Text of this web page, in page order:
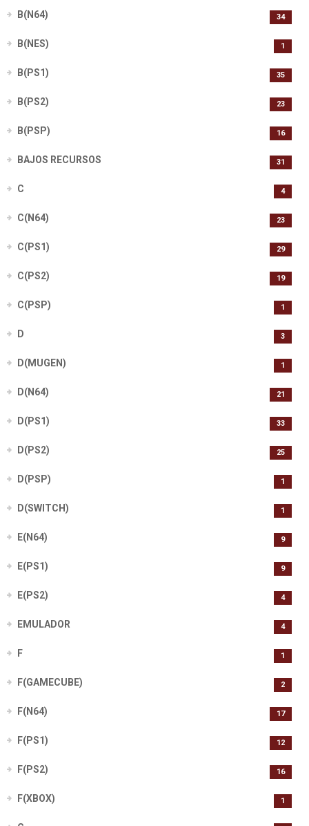
B(N64) 34
B(NES) 1
B(PS1) 35
B(PS2) 23
B(PSP) 16
BAJOS RECURSOS 31
C 4
C(N64) 23
C(PS1) 29
C(PS2) 19
C(PSP) 1
D 3
D(MUGEN) 1
D(N64) 21
D(PS1) 33
D(PS2) 25
D(PSP) 1
D(SWITCH) 1
E(N64) 9
E(PS1) 9
E(PS2) 4
EMULADOR 4
F 1
F(GAMECUBE) 2
F(N64) 17
F(PS1) 12
F(PS2) 16
F(XBOX) 1